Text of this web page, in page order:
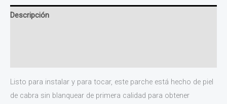
Descripción
Listo para instalar y para tocar, este parche está hecho de piel
de cabra sin blanquear de primera calidad para obtener